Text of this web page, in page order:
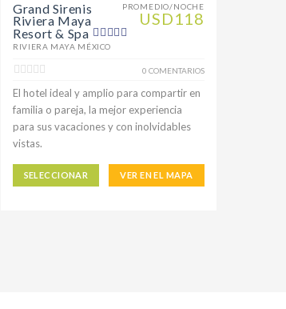
PROMEDIO/NOCHE
USD118
Grand Sirenis
Riviera Maya
Resort & Spa
RIVIERA MAYA MÉXICO
0 COMENTARIOS
El hotel ideal y amplio para compartir en
familia o pareja, la mejor experiencia
para sus vacaciones y con inolvidables
vistas.
SELECCIONAR VER EN EL MAPA